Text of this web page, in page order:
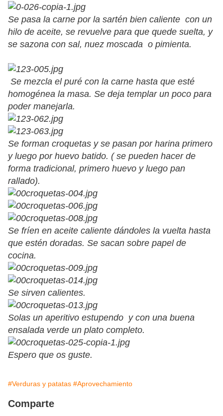
Se pasa la carne por la sartén bien caliente con un
hilo de aceite, se revuelve para que quede suelta, y
se sazona con sal, nuez moscada o pimienta.
Se mezcla el puré con la carne hasta que esté
homogénea la masa. Se deja templar un poco para
poder manejarla.
Se forman croquetas y se pasan por harina primero
y luego por huevo batido. ( se pueden hacer de
forma tradicional, primero huevo y luego pan
rallado).
Se fríen en aceite caliente dándoles la vuelta hasta
que estén doradas. Se sacan sobre papel de
cocina.
Se sirven calientes.
Solas un aperitivo estupendo y con una buena
ensalada verde un plato completo.
Espero que os guste.
#Verduras y patatas #Aprovechamiento
Comparte